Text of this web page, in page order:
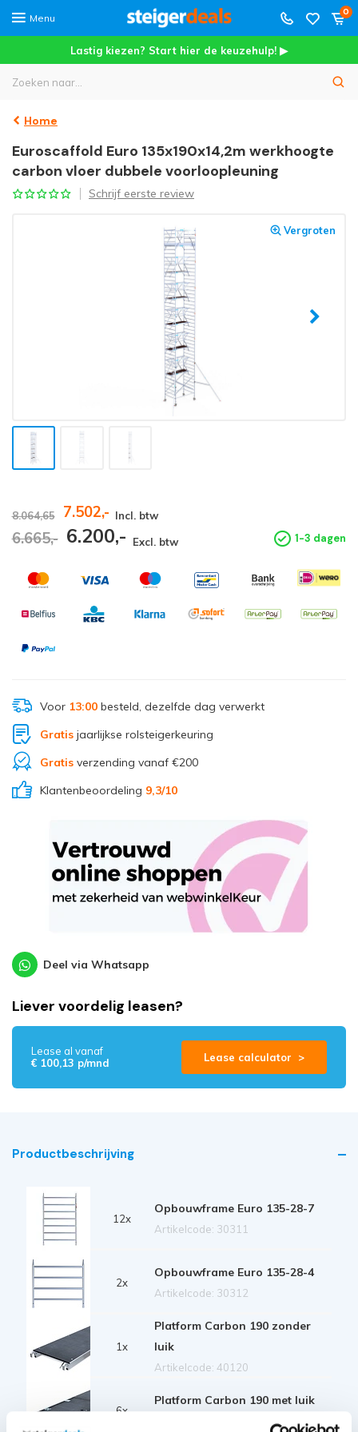
Menu
0
Lastig kiezen? Start hier de keuzehulp! ▶
Home
Euroscaffold Euro 135x190x14,2m werkhoogte
carbon vloer dubbele voorloopleuning
Schrijf eerste review
Vergroten
8.064,65 7.502,- Incl. btw
6.665,- 6.200,- Excl. btw 1-3 dagen
Voor 13:00besteld, dezelfde dag verwerkt
Gratisjaarlijkse rolsteigerkeuring
Gratisverzending vanaf €200
Klantenbeoordeling 9,3/10
Deel via Whatsapp
Liever voordelig leasen?
Lease al vanaf
€ 100,13 p/mnd
Lease calculator >
Productbeschrijving
12x
Opbouwframe Euro 135-28-7
Artikelcode: 30311
2x
Opbouwframe Euro 135-28-4
Artikelcode: 30312
1x
Platform Carbon 190 zonder
luik
Artikelcode: 40120
6x
Platform Carbon 190 met luik